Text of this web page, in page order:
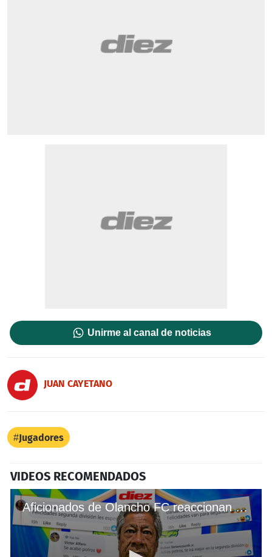
Unirme al canal de noticias
JUAN CAYETANO
Jugadores
VIDEOS RECOMENDADOS
Aficionados de Olancho FC reaccionan al nombramiento de Primi Maradiaga como técnico de Potros